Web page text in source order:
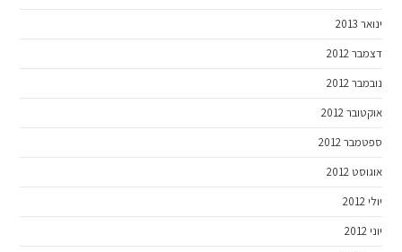
ינואר 2013
דצמבר 2012
נובמבר 2012
אוקטובר 2012
ספטמבר 2012
אוגוסט 2012
יולי 2012
יוני 2012